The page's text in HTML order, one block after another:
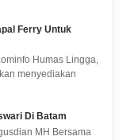
Ferry Untuk
Humas Lingga,
menyediakan
Di Batam
MH Bersama